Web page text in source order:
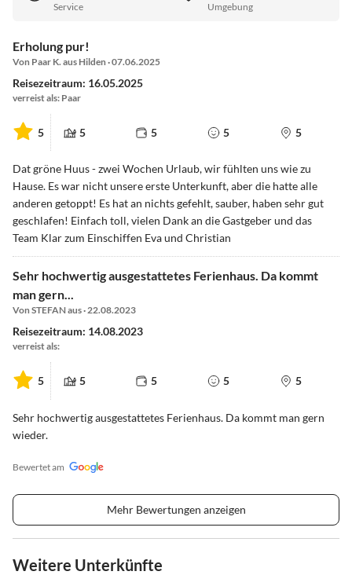
Service Umgebung
Erholung pur!
Von Paar K. aus Hilden · 07.06.2025
Reisezeitraum: 16.05.2025
verreist als: Paar
5 5 5 5 5
Dat gröne Huus - zwei Wochen Urlaub, wir fühlten uns wie zu
Hause. Es war nicht unsere erste Unterkunft, aber die hatte alle
anderen getoppt! Es hat an nichts gefehlt, sauber, haben sehr gut
geschlafen! Einfach toll, vielen Dank an die Gastgeber und das
Team Klar zum Einschiffen Eva und Christian
Sehr hochwertig ausgestattetes Ferienhaus. Da kommt
man gern...
Von STEFAN aus · 22.08.2023
Reisezeitraum: 14.08.2023
verreist als:
5 5 5 5 5
Sehr hochwertig ausgestattetes Ferienhaus. Da kommt man gern
wieder.
Bewertet am
Mehr Bewertungen anzeigen
Weitere Unterkünfte